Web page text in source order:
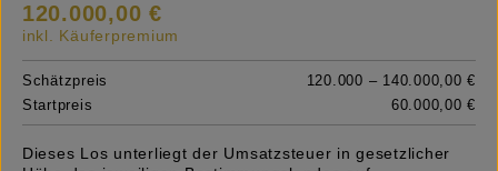
120.000,00 €
inkl. Käuferpremium
Schätzpreis
120.000 – 140.000,00 €
Startpreis
60.000,00 €
Dieses Los unterliegt der Umsatzsteuer in gesetzlicher